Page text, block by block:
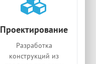
Проектирование
Разработка
конструкций из